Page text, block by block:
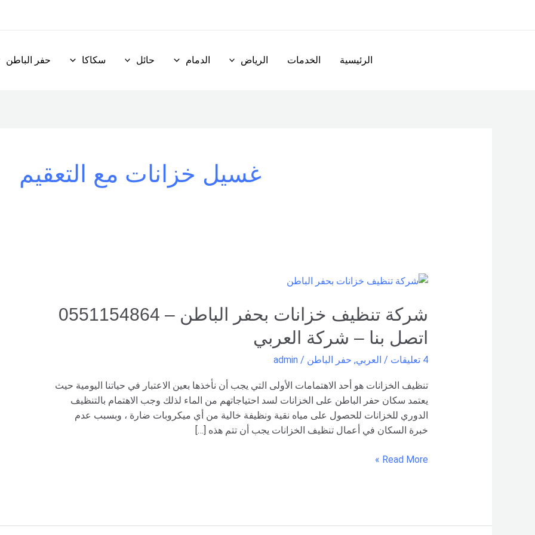
الرئيسية الخدمات الرياض الدمام حائل سكاكا حفر الباطن
غسيل خزانات مع التعقيم
شركة تنظيف خزانات بحفر الباطن – 0551154864
اتصل بنا – شركة العربي
4 تعليقات / العربي, حفر الباطن /
admin
تنظيف الخزانات هو أحد الاهتمامات الأولى التي يجب أن نأخذها بعين الاعتبار في حياتنا اليومية حيث
يعتمد سكان حفر الباطن على الخزانات لسد احتياجاتهم من الماء لذلك وجب الاهتمام بالتنظيف
الدوري للخزانات للحصول على مياه نقية ونظيفة خالية من أي ميكروبات ضارة ، وبسبب عدم
خبرة السكان في أعمال تنظيف الخزانات يجب أن تتم هذه […]
شركة
خزانات
بحفر
الباطن
–
اتصل
بنا –
شركة العربي
Read More »